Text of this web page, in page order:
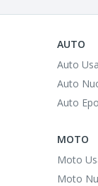
AUTO
Auto
Auto
Auto
MOTO
Moto
Moto